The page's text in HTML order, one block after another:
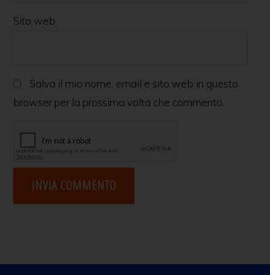
Sito web
Salva il mio nome, email e sito web in questo
browser per la prossima volta che commento.